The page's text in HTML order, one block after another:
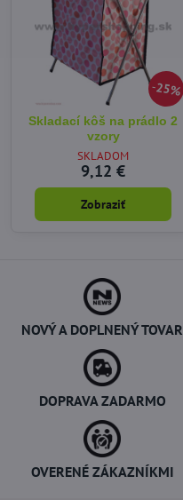
25%
Skladací kôš na prádlo 2
vzory
SKLADOM
9,12 €
Zobraziť
NOVÝ A DOPLNENÝ TOVAR
DOPRAVA ZADARMO
OVERENÉ ZÁKAZNÍKMI